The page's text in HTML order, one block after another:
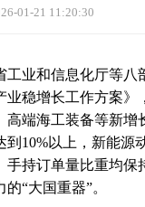
01-21 11:20:30
工业和信息化厅等八
业稳增长工作方案》
高端海工装备等新增
到10%以上，新能源
手持订单量比重均保
“大国重器”。